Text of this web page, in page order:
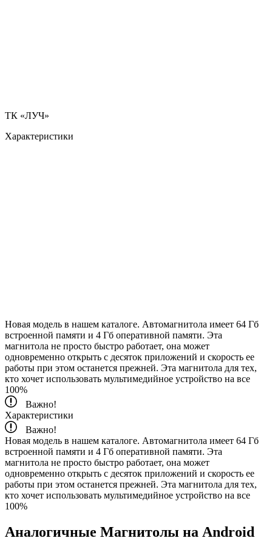
ТК «ЛУЧ»
Характеристики
Новая модель в нашем каталоге. Автомагнитола имеет 64 Гб
встроенной памяти и 4 Гб оперативной памяти. Эта
магнитола не просто быстро работает, она может
одновременно открыть с десяток приложений и скорость ее
работы при этом останется прежней. Эта магнитола для тех,
кто хочет использовать мультимедийное устройство на все
100%
Важно!
Характеристики
Важно!
Новая модель в нашем каталоге. Автомагнитола имеет 64 Гб
встроенной памяти и 4 Гб оперативной памяти. Эта
магнитола не просто быстро работает, она может
одновременно открыть с десяток приложений и скорость ее
работы при этом останется прежней. Эта магнитола для тех,
кто хочет использовать мультимедийное устройство на все
100%
Аналогичные Магнитолы на Android